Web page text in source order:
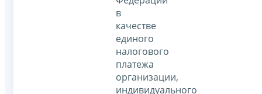
в
качестве
единого
налогового
платежа
организации,
индивидуального